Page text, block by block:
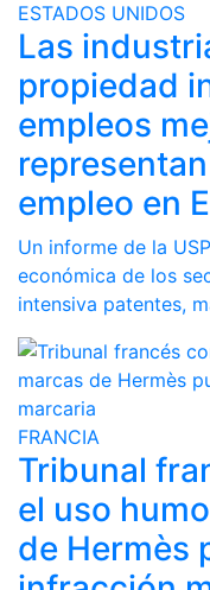
ESTADOS UNIDOS
Las
propiedad
empleos
empleo en
Un informe de la
económica de los
intensiva patentes,
FRANCIA
Tribunal
el uso
de Hermès